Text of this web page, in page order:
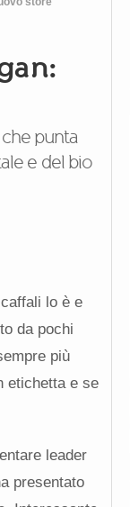
punta
e del bio
lo è e
da pochi
più
etichetta e se
leader
presentato